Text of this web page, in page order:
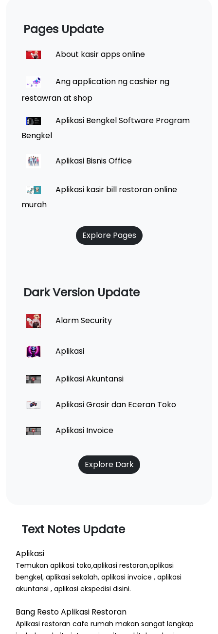
Pages Update
About kasir apps online
Ang application ng cashier ng
restawran at shop
Aplikasi Bengkel Software Program
Bengkel
Aplikasi Bisnis Office
Aplikasi kasir bill restoran online
murah
Explore Pages
Dark Version Update
Alarm Security
Aplikasi
Aplikasi Akuntansi
Aplikasi Grosir dan Eceran Toko
Aplikasi Invoice
Explore Dark
Text Notes Update
Aplikasi
Temukan aplikasi toko,aplikasi restoran,aplikasi
bengkel, aplikasi sekolah, aplikasi invoice , aplikasi
akuntansi , aplikasi ekspedisi disini.
Bang Resto Aplikasi Restoran
Aplikasi restoran cafe rumah makan sangat lengkap